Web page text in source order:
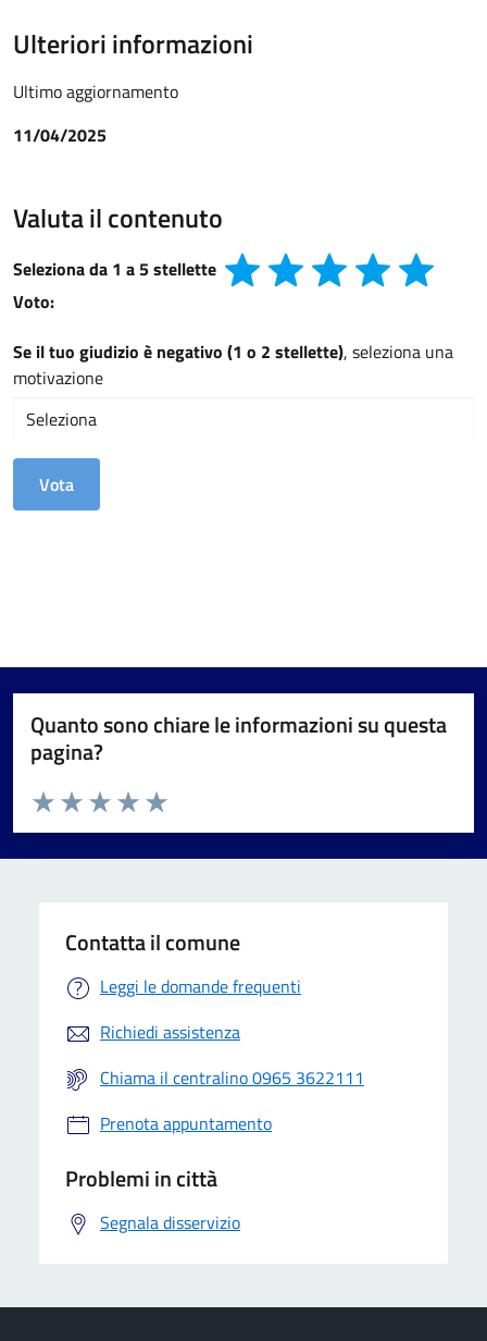
Ulteriori informazioni
Ultimo aggiornamento
11/04/2025
Valuta il contenuto
Seleziona da 1 a 5 stellette
Voto:
Se il tuo giudizio è negativo (1 o 2 stellette), seleziona una
motivazione
Quanto sono chiare le informazioni su questa
pagina?
Valuta da 1 a 5 stelle la pagina
Valuta 5 stelle su 5
Valuta 4 stelle su 5
Valuta 3 stelle su 5
Valuta 2 stelle su 5
Valuta 1 stelle su 5
Contatta il comune
Leggi le domande frequenti
Richiedi assistenza
Chiama il centralino 0965 3622111
Prenota appuntamento
Problemi in città
Segnala disservizio